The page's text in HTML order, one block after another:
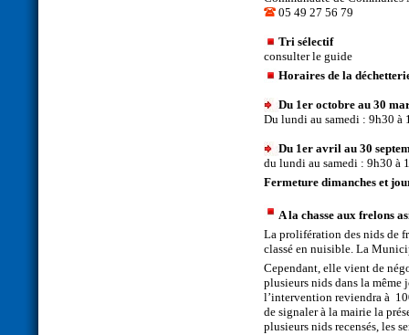
05 49 27 56 79
Tri sélectif
consulter le guide
Horaires de la
Du 1er octobre au 30
Du lundi au samedi : 9h30 à
Du 1er avril au 30
du lundi au samedi : 9h30 à
Fermeture dimanches et
A la chasse aux frelons
La prolifération des nids de
classé en nuisible. La
Cependant, elle vient de
plusieurs nids dans la
l’intervention reviendra à
de signaler à la mairie la
plusieurs nids recensés, les